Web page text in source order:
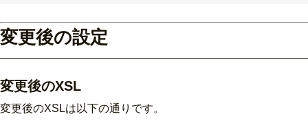
変更後の設定
変更後のXSL
変更後のXSLは以下の通りです。